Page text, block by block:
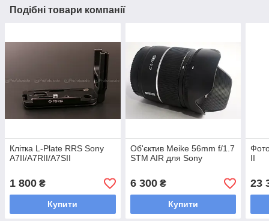
Подібні товари компанії
Клітка L-Plate RRS Sony
A7II/A7RII/A7SII
1 800 ₴
Купити
Об'єктив Meike 56mm f/1.7
STM AIR для Sony
6 300₴
Купити
II
23